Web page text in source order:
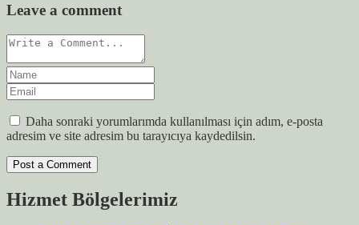
Leave a comment
Daha sonraki yorumlarımda kullanılması için adım, e-posta
adresim ve site adresim bu tarayıcıya kaydedilsin.
Hizmet Bölgelerimiz